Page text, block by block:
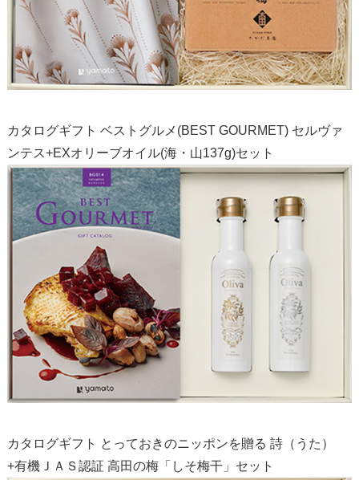
カタログギフト ベストグルメ(BEST GOURMET) セルヴァ
ンテス+EXオリーブオイル(海・山137g)セット
カタログギフト とっておきのニッポンを贈る 詩（うた）
+有機ＪＡＳ認証 高田の梅「しそ梅干」セット